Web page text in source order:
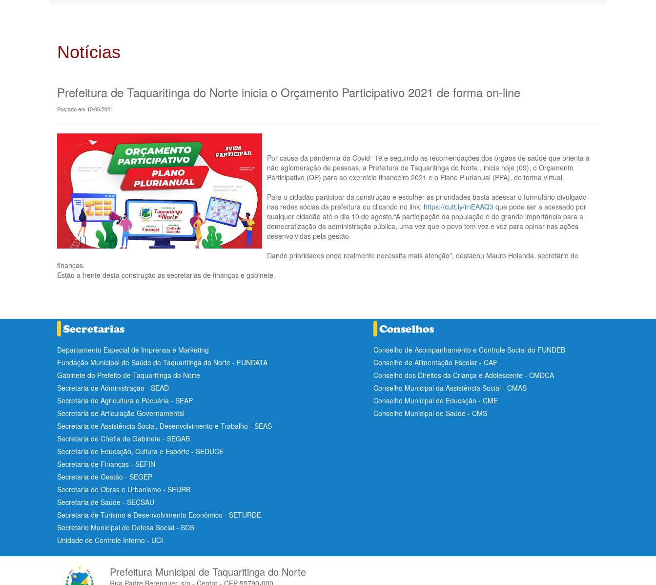
Notícias
Prefeitura de Taquaritinga do Norte inicia o Orçamento Participativo 2021 de forma on-line
Postado em 10/06/2021
Por causa da pandemia da Covid -19 e seguindo as recomendações dos órgãos de saúde que orienta a
não aglomeração de pessoas, a Prefeitura de Taquaritinga do Norte , inicia hoje (09), o Orçamento
Participativo (OP) para ao exercício financeiro 2021 e o Plano Plurianual (PPA), de forma virtual.
Para o cidadão participar da construção e escolher as prioridades basta acessar o formulário divulgado
nas redes sócias da prefeitura ou clicando no link: https://cutt.ly/rnEAAQ3 que pode ser a acessado por
qualquer cidadão até o dia 10 de agosto.“A participação da população é de grande importância para a
democratização da administração pública, uma vez que o povo tem vez e voz para opinar nas ações
desenvolvidas pela gestão.
Dando prioridades onde realmente necessita mais atenção”, destacou Mauro Holanda, secretário de
finanças.
Estão a frente desta construção as secretarias de finanças e gabinete.
Departamento Especial de Imprensa e Marketing
Fundação Municipal de Saúde de Taquaritinga do Norte - FUNDATA
Gabinete do Prefeito de Taquaritinga do Norte
Secretaria de Administração - SEAD
Secretaria de Agricultura e Pecuária - SEAP
Secretaria de Articulação Governamental
Secretaria de Assistência Social, Desenvolvimento e Trabalho - SEAS
Secretaria de Chefia de Gabinete - SEGAB
Secretaria de Educação, Cultura e Esporte - SEDUCE
Secretaria de Finanças - SEFIN
Secretaria de Gestão - SEGEP
Secretaria de Obras e Urbanismo - SEURB
Secretaria de Saúde - SECSAU
Secretaria de Turismo e Desenvolvimento Econômico - SETURDE
Secretario Municipal de Defesa Social - SDS
Unidade de Controle Interno - UCI
Conselho de Acompanhamento e Controle Social do FUNDEB
Conselho de Alimentação Escolar - CAE
Conselho dos Direitos da Criança e Adolescente - CMDCA
Conselho Municipal da Assistência Social - CMAS
Conselho Municipal de Educação - CME
Conselho Municipal de Saúde - CMS
Prefeitura Municipal de Taquaritinga do Norte
Rua Padre Berenguer, s/n - Centro - CEP 55790-000